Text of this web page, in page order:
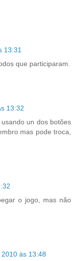
13:31
que participaram.
13:32
un dos botões
mas pode troca,
o jogo, mas não
às 13:48